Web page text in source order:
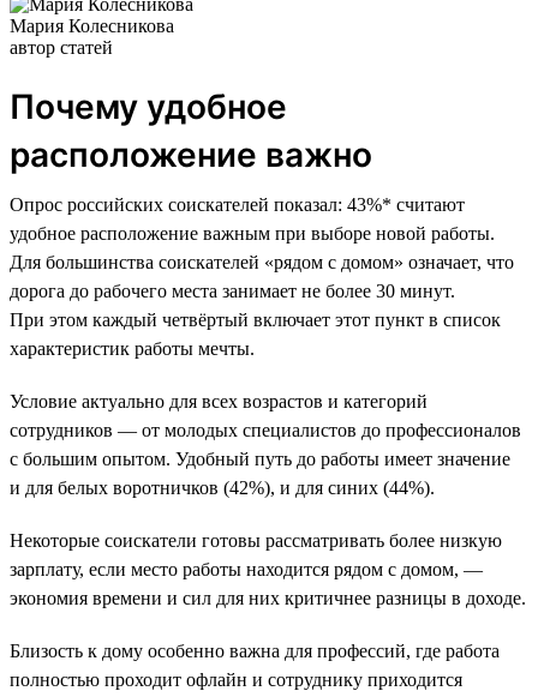
Мария Колесникова
автор статей
Почему удобное
расположение важно
Опрос российских соискателей показал: 43%* считают
удобное расположение важным при выборе новой работы.
Для большинства соискателей «рядом с домом» означает, что
дорога до рабочего места занимает не более 30 минут.
При этом каждый четвёртый включает этот пункт в список
характеристик работы мечты.
Условие актуально для всех возрастов и категорий
сотрудников — от молодых специалистов до профессионалов
с большим опытом. Удобный путь до работы имеет значение
и для белых воротничков (42%), и для синих (44%).
Некоторые соискатели готовы рассматривать более низкую
зарплату, если место работы находится рядом с домом, —
экономия времени и сил для них критичнее разницы в доходе.
Близость к дому особенно важна для профессий, где работа
полностью проходит офлайн и сотруднику приходится